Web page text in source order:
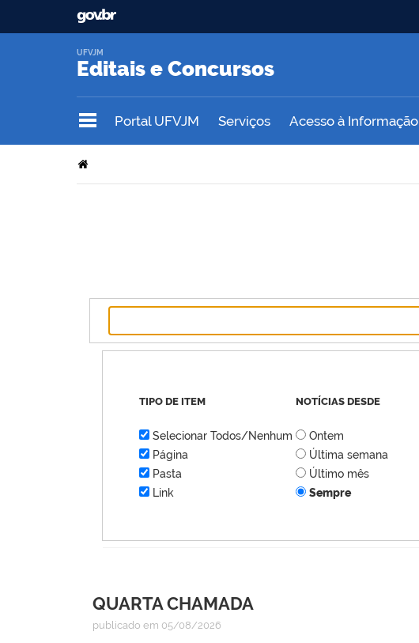
Editais e Concursos
UFVJM
Portal UFVJM Serviços Acesso à Informação
TIPO DE ITEM
Selecionar Todos/Nenhum
Página
Pasta
Link
NOTÍCIAS DESDE
Ontem
Última semana
Último mês
Sempre
QUARTA CHAMADA
publicado em 05/08/2026